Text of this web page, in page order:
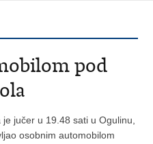
pod
jučer u 19.48 sati u Ogulinu,
osobnim automobilom